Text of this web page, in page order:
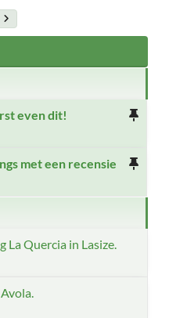
even dit!
met een recensie
La Quercia in Lasize.